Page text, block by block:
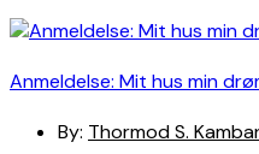
Anmeldelse: Mit hus min
By: Thormod S.